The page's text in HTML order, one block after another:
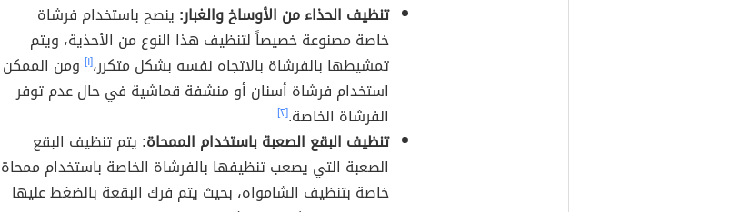
تنظيف الحذاء من الأوساخ والغبار: ينصح باستخدام فرشاة
خاصة مصنوعة خصيصاً لتنظيف هذا النوع من الأحذية، ويتم
تمشيطها بالفرشاة بالاتجاه نفسه بشكل متكرر،[١] ومن الممكن
استخدام فرشاة أسنان أو منشفة قماشية في حال عدم توفر
الفرشاة الخاصة.[٢]
تنظيف البقع الصعبة باستخدام الممحاة: يتم تنظيف البقع
الصعبة التي يصعب تنظيفها بالفرشاة الخاصة باستخدام ممحاة
خاصة بتنظيف الشامواه، بحيث يتم فرك البقعة بالضغط عليها